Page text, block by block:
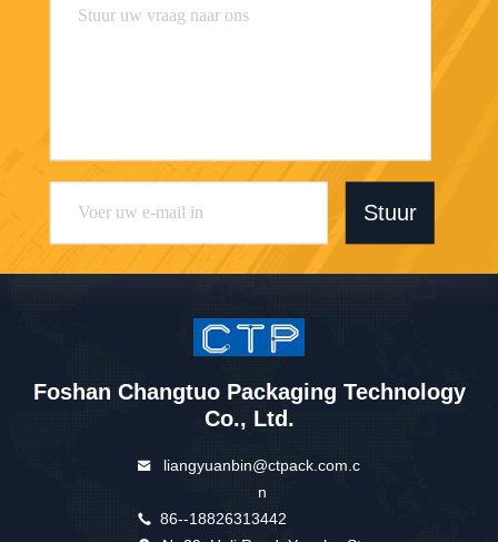
Stuur
Foshan Changtuo Packaging Technology
Co., Ltd.
liangyuanbin@ctpack.com.c
n
86--18826313442